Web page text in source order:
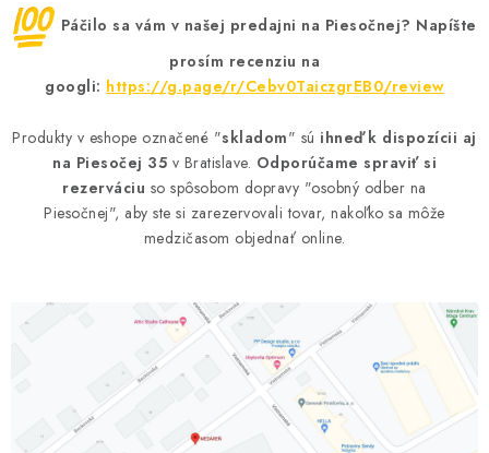
VČELÁRSKE POTREBY
AKCIE A ZĽAVY
NOVINKY
VÝŽIVOVÉ DOPLNKY
Kamenná predajňa Články
Napísali o nás
Kontakty
Doprava a platba
Najčastejšie otázky FAQ
Páčilo sa vám v našej predajni na Piesočnej? Napíšte
prosím recenziu na
googli: https://g.page/r/Cebv0TaiczgrEB0/review
Produkty v eshope označené "skladom" sú ihneď k dispozícii aj
na Piesočej 35 v Bratislave. Odporúčame spraviť si
rezerváciu so spôsobom dopravy "osobný odber na
Piesočnej", aby ste si zarezervovali tovar, nakoľko sa môže
medzičasom objednať online.